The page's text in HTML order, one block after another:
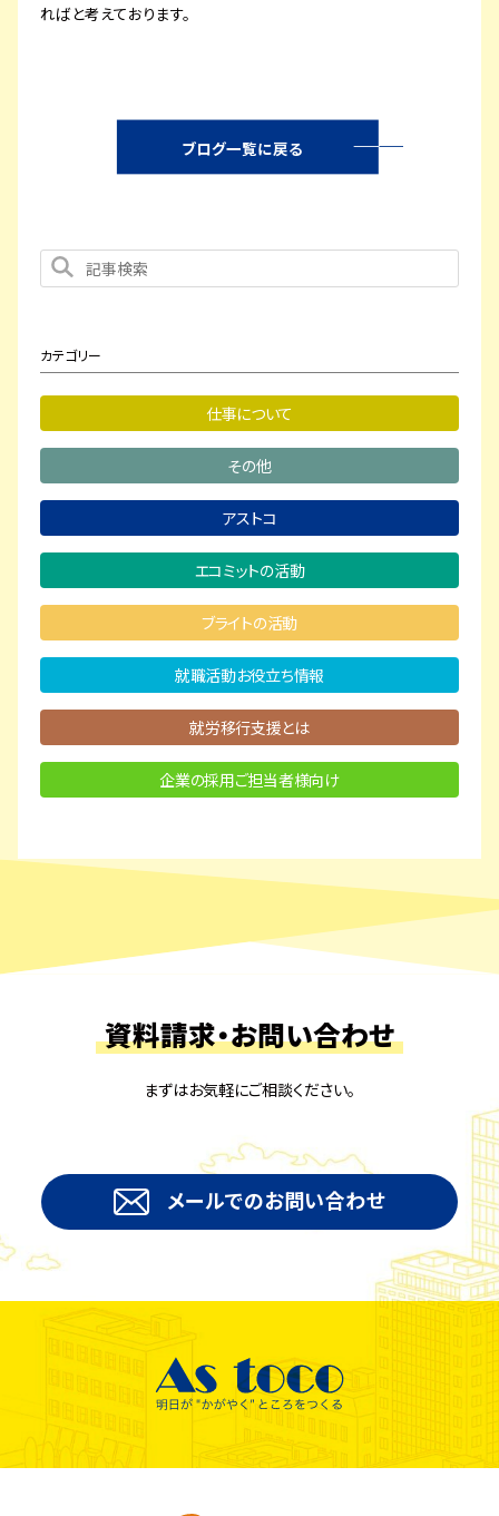
ればと考えております。
ブログ一覧に戻る
カテゴリー
仕事について
その他
アストコ
エコミットの活動
ブライトの活動
就職活動お役立ち情報
就労移行支援とは
企業の採用ご担当者様向け
資料請求・お問い合わせ
まずはお気軽にご相談ください。
メールでのお問い合わせ